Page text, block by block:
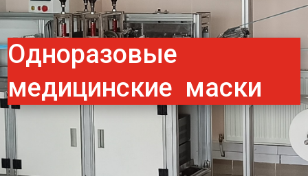
Одноразовые
медицинские маски